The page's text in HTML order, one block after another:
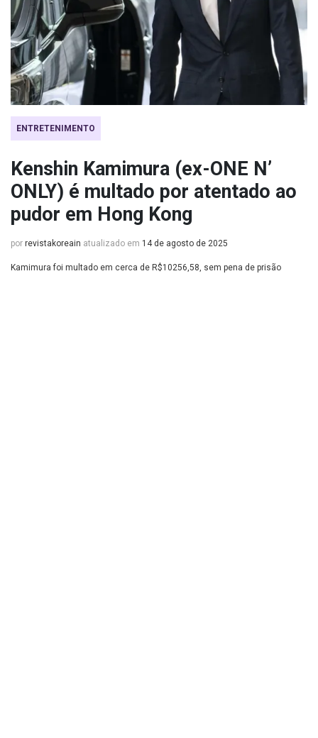
ENTRETENIMENTO
Kenshin Kamimura (ex-ONE N’
ONLY) é multado por atentado ao
pudor em Hong Kong
por revistakoreain atualizado em 14 de agosto de 2025
Kamimura foi multado em cerca de R$10256,58, sem pena de prisão